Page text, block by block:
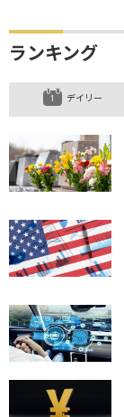
ランキング
デイリー